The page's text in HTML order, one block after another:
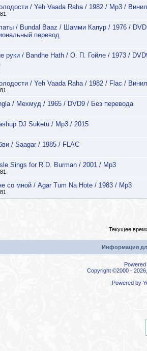
/ Yeh Vaada Raha / 1982 / Mp3 / Винил
/ Bundal Baaz / Шамми Капур / 1976 /
перевод
руки / Bandhe Hath / О. П. Гойле / 1973 /
/ Yeh Vaada Raha / 1982 / Flac / Винил
/ Мехмуд / 1965 / DVD9 / Без перевода
DJ Suketu / Mp3 / 2015
/ Saagar / 1985 / FLAC
Sings for R.D. Burman / 2001 / Mp3
со мной / Agar Tum Na Hote / 1983 / Mp3
Текущее
Информация
Copyright ©2000 -
Powered by